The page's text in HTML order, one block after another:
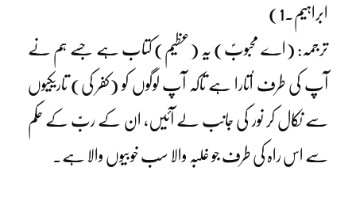
ابراہیم۔1)
ترجمہ: (اے محبوبؐ) یہ (عظیم) کتاب ہے جسے ہم نے
آپ کی طرف اُتارا ہے تاکہ آپ لوگوں کو (کفر کی) تاریکیوں
سے نکال کر نور کی جانب لے آئیں، ان کے ربّ کے حکم
سے اس راہ کی طرف جو غلبہ والا سب خوبیوں والا ہے۔